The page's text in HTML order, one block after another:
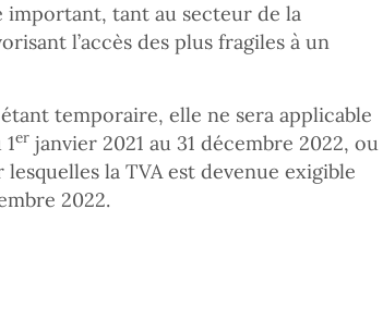
tant au secteur de la
l’accès des plus fragiles à un
temporaire, elle ne sera applicable
er janvier 2021 au 31 décembre 2022, ou
la TVA est devenue exigible
2022.